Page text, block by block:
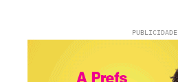
PUBLICIDADE